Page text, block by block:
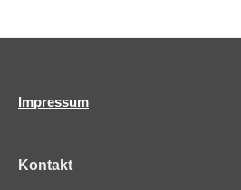
Impressum
Kontakt